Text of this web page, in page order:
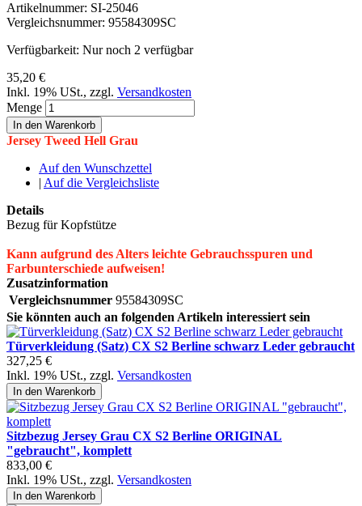
Artikelnummer: SI-25046
Vergleichsnummer: 95584309SC
Verfügbarkeit: Nur noch 2 verfügbar
35,20 €
Inkl. 19% USt., zzgl. Versandkosten
Menge
In den Warenkorb
Jersey Tweed Hell Grau
Auf den Wunschzettel
| Auf die Vergleichsliste
Details
Bezug für Kopfstütze
Kann aufgrund des Alters leichte Gebrauchsspuren und
Farbunterschiede aufweisen!
Zusatzinformation
Vergleichsnummer 95584309SC
Sie könnten auch an folgenden Artikeln interessiert sein
Türverkleidung (Satz) CX S2 Berline schwarz Leder gebraucht
327,25 €
Inkl. 19% USt., zzgl. Versandkosten
In den Warenkorb
Sitzbezug Jersey Grau CX S2 Berline ORIGINAL
"gebraucht", komplett
833,00 €
Inkl. 19% USt., zzgl. Versandkosten
In den Warenkorb